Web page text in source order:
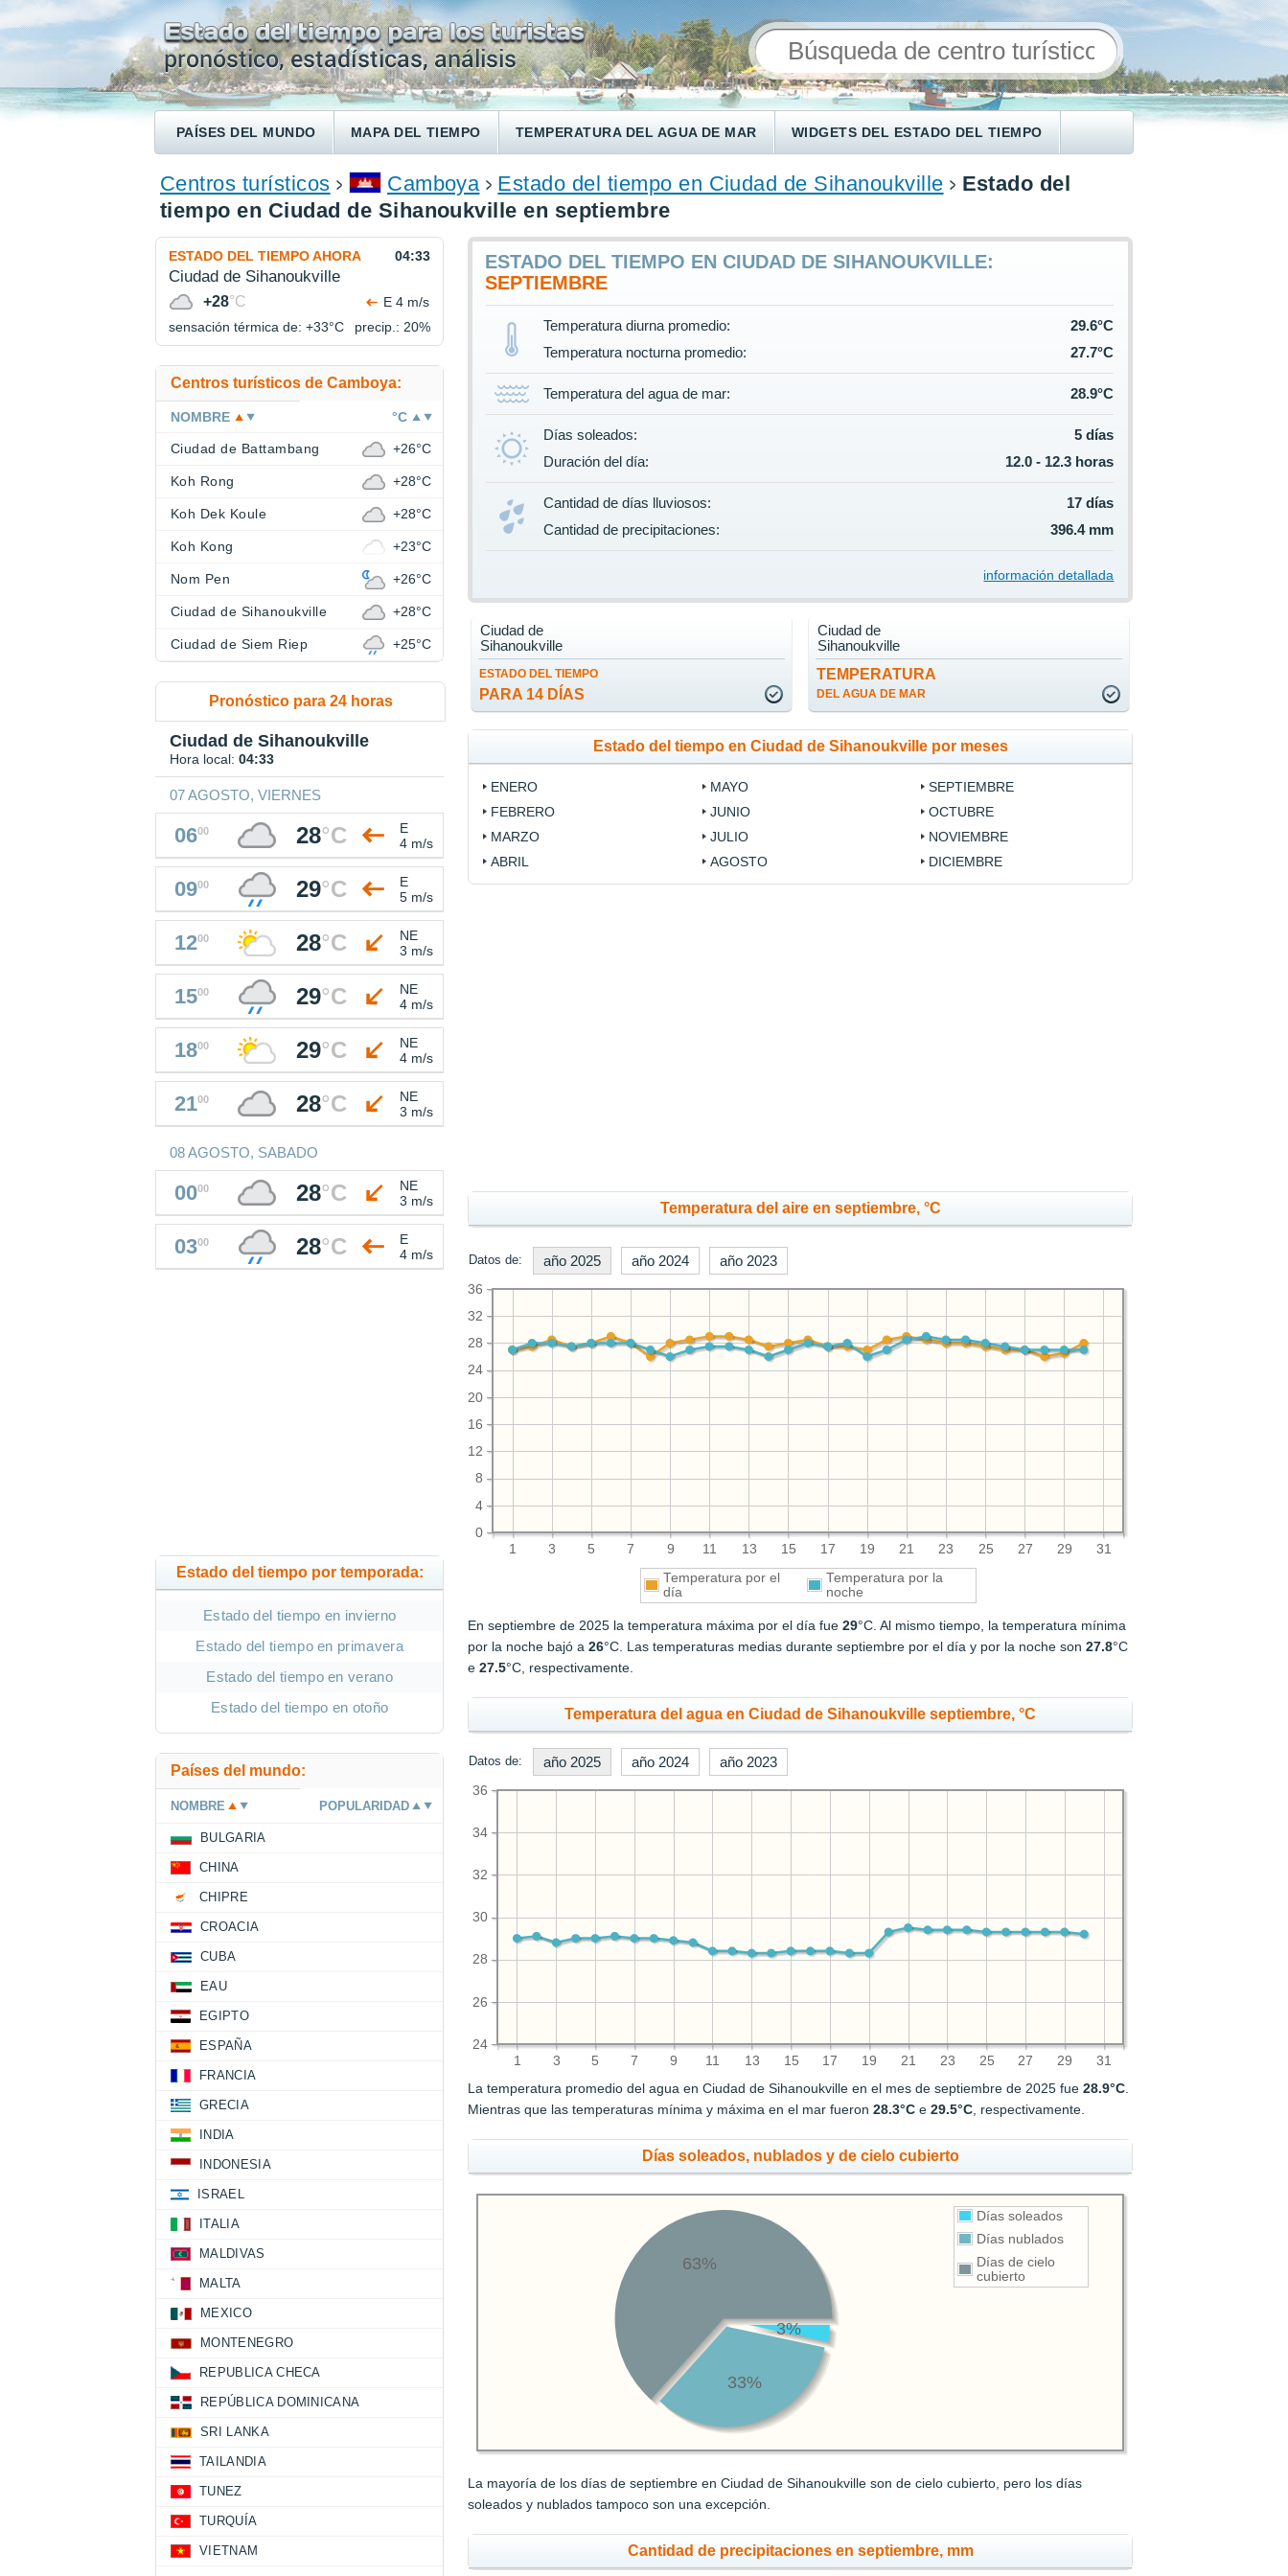
PAÍSES DEL MUNDO MAPA DEL TIEMPO TEMPERATURA DEL AGUA DE MAR WIDGETS DEL ESTADO DEL TIEMPO
ENCONTRAR UN HOTEL
Centros turísticos Camboya Estado del tiempo en Ciudad de Sihanoukville
Estado del
tiempo en Ciudad de Sihanoukville en septiembre
ESTADO DEL TIEMPO EN CIUDAD DE SIHANOUKVILLE:
SEPTIEMBRE
Temperatura diurna promedio:
29.6°C
Temperatura nocturna promedio:
27.7°C
Temperatura del agua de mar: 28.9°C
Días soleados:
5 días
Duración del día:
12.0 - 12.3 horas
Cantidad de días lluviosos:
17 días
Cantidad de precipitaciones:
396.4 mm
información detallada
ESTADO DEL TIEMPO
PARA 14 DÍAS
Ciudad de
Sihanoukville
TEMPERATURA
DEL AGUA DE MAR
Ciudad de
Sihanoukville
Estado del tiempo en Ciudad de Sihanoukville por meses
ENERO
FEBRERO
MARZO
ABRIL
MAYO
JUNIO
JULIO
AGOSTO
SEPTIEMBRE
OCTUBRE
NOVIEMBRE
DICIEMBRE
Temperatura del aire en septiembre, °C
Datos de: año 2025 año 2024 año 2023
1 3 5 7 9 11 13 15 17 19 21 23 25 27 29 31
0
4
8
12
16
20
24
28
32
36
Temperatura por el
día
Temperatura por la
noche
En septiembre de 2025 la temperatura máxima por el día fue29°C. Al mismo tiempo, la temperatura mínima
por la noche bajó a26°C. Las temperaturas medias durante septiembre por el día y por la noche son27.8°C
e27.5°C, respectivamente.
Temperatura del agua en Ciudad de Sihanoukville septiembre, °C
Datos de: año 2025 año 2024 año 2023
1 3 5 7 9 11 13 15 17 19 21 23 25 27 29 31
24
26
28
30
32
34
36
La temperatura promedio del agua en Ciudad de Sihanoukville en el mes de septiembre de 2025 fue28.9°C.
Mientras que las temperaturas mínima y máxima en el mar fueron28.3°C e29.5°C, respectivamente.
Días soleados, nublados y de cielo cubierto
Días soleados
Días nublados
Días de cielo
cubierto
3%
33%
63%
La mayoría de los días de septiembre en Ciudad de Sihanoukville son de cielo cubierto, pero los días
soleados y nublados tampoco son una excepción.
Cantidad de precipitaciones en septiembre, mm
ESTADO DEL TIEMPO AHORA 04:33
Ciudad de Sihanoukville
+28°C
E 4 m/s
sensación térmica de: +33°C precip.: 20%
Centros turísticos de Camboya:
NOMBRE °C
Ciudad de Battambang +26°C
Koh Rong +28°C
Koh Dek Koule +28°C
Koh Kong +23°C
Nom Pen +26°C
Ciudad de Sihanoukville +28°C
Ciudad de Siem Riep +25°C
Pronóstico para 24 horas
Ciudad de Sihanoukville
Hora local: 04:33
07 AGOSTO, VIERNES
0600 28°C
E
4 m/s
0900 29°C
E
5 m/s
1200 28°C
NE
3 m/s
1500 29°C
NE
4 m/s
1800 29°C
NE
4 m/s
2100 28°C
NE
3 m/s
08 AGOSTO, SABADO
0000 28°C
NE
3 m/s
0300 28°C
E
4 m/s
Estado del tiempo por temporada:
Estado del tiempo en invierno
Estado del tiempo en primavera
Estado del tiempo en verano
Estado del tiempo en otoño
Países del mundo:
NOMBRE POPULARIDAD
BULGARIA
CHINA
CHIPRE
CROACIA
CUBA
EAU
EGIPTO
ESPAÑA
FRANCIA
GRECIA
INDIA
INDONESIA
ISRAEL
ITALIA
MALDIVAS
MALTA
MEXICO
MONTENEGRO
REPUBLICA CHECA
REPÚBLICA DOMINICANA
SRI LANKA
TAILANDIA
TUNEZ
TURQUÍA
VIETNAM